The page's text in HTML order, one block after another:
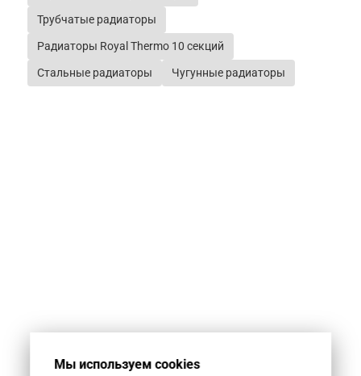
Трубчатые радиаторы
Радиаторы Royal Thermo 10 секций
Стальные радиаторы Чугунные радиаторы
Мы используем cookies